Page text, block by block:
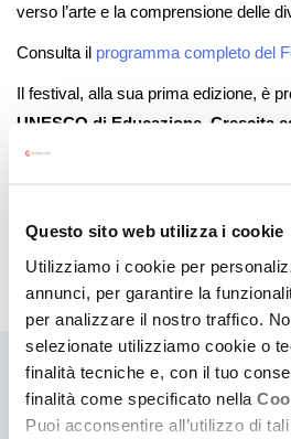
Questo sito web utilizza i cookie
Utilizziamo i cookie per
annunci, per garantire la
per analizzare il nostro traffico.
selezionate utilizziamo cookie o
finalità tecniche e, con il tuo
finalità come specificato nella
Puoi acconsentire all’utilizzo di
verso l’arte e la comprensione delle
Consulta il programma completo del
Il festival, alla sua prima edizione, è
UNESCO di Educazione, Crescita
adAssonanza – Associazione
della Legge musica (L.R. 2/2018 – art.
Ti